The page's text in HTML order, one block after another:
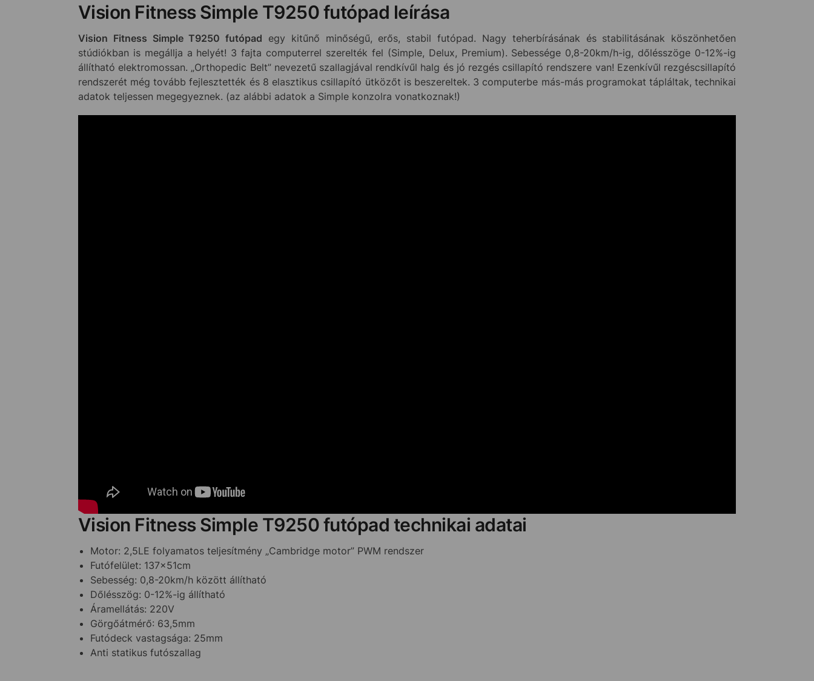
Vision Fitness Simple T9250 futópad leírása
Vision Fitness Simple T9250 futópad egy kitűnő minőségű, erős, stabil futópad. Nagy teherbírásának és stabilitásának köszönhetően
stúdiókban is megállja a helyét! 3 fajta computerrel szerelték fel (Simple, Delux, Premium). Sebessége 0,8-20km/h-ig, dőlésszöge 0-12%-ig
állítható elektromossan. „Orthopedic Belt” nevezetű szallagjával rendkívűl halg és jó rezgés csillapító rendszere van! Ezenkívűl rezgéscsillapító
rendszerét még tovább fejlesztették és 8 elasztikus csillapító ütközőt is beszereltek. 3 computerbe más-más programokat tápláltak, technikai
adatok teljessen megegyeznek. (az alábbi adatok a Simple konzolra vonatkoznak!)
Vision Fitness Simple T9250 futópad technikai adatai
Motor: 2,5LE folyamatos teljesítmény „Cambridge motor” PWM rendszer
Futófelület: 137x51cm
Sebesség: 0,8-20km/h között állítható
Dőlésszög: 0-12%-ig állítható
Áramellátás: 220V
Görgőátmérő: 63,5mm
Futódeck vastagsága: 25mm
Anti statikus futószallag